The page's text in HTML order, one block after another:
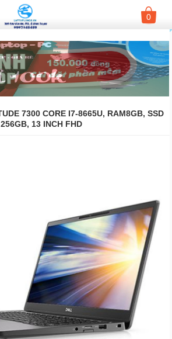
0
7300 CORE I7-8665U, RAM8GB, SSD
256GB, 13 INCH FHD